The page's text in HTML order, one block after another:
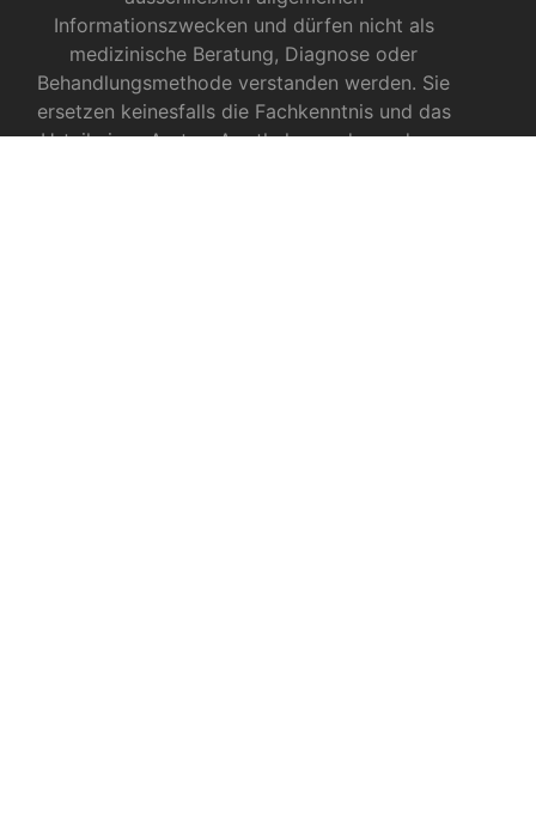
Informationszwecken und dürfen nicht als
medizinische Beratung, Diagnose oder
Behandlungsmethode verstanden werden. Sie
ersetzen keinesfalls die Fachkenntnis und das
Urteil eines Arztes, Apothekers oder anderer